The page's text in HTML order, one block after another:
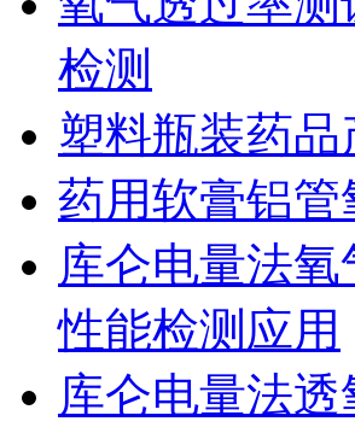
检测
塑料瓶装药
药用软膏铝
库仑电量法
性能检测应用
库仑电量法